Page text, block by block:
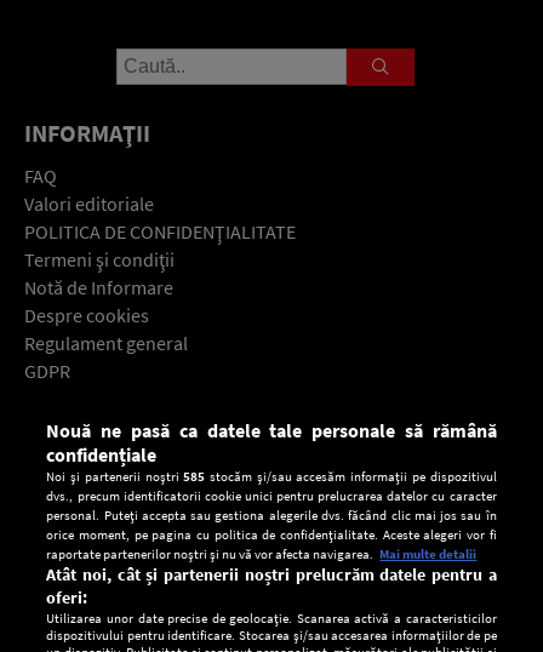
INFORMAŢII
FAQ
Valori editoriale
POLITICA DE CONFIDENŢIALITATE
Termeni şi condiţii
Notă de Informare
Despre cookies
Regulament general
GDPR
Descarcă gratuit aplicaţia Europa FM pentru smartphone:
Nouă ne pasă ca datele tale personale să rămână
confidențiale
Noi și partenerii noștri585 stocăm și/sau accesăm informații pe dispozitivul
dvs., precum identificatorii cookie unici pentru prelucrarea datelor cu caracter
personal. Puteți accepta sau gestiona alegerile dvs. făcând clic mai jos sau în
orice moment, pe pagina cu politica de confidențialitate. Aceste alegeri vor fi
raportate partenerilor noștri și nu vă vor afecta navigarea. Mai multe detalii
Atât noi, cât și partenerii noștri prelucrăm datele pentru a
oferi:
Utilizarea unor date precise de geolocație. Scanarea activă a caracteristicilor
dispozitivului pentru identificare. Stocarea și/sau accesarea informațiilor de pe